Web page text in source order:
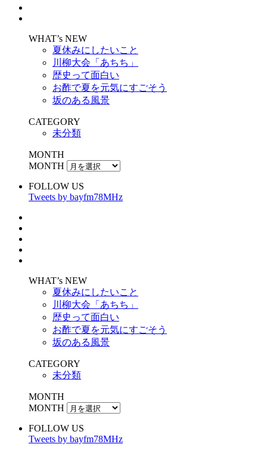
WHAT’s NEW
夏休みにしたいこと
川柳大会「あちち」
歴史って面白い
お酢で夏を元気にすごそう
坂のある風景
CATEGORY
未分類
MONTH
MONTH
FOLLOW US
Tweets by bayfm78MHz
WHAT’s NEW
夏休みにしたいこと
川柳大会「あちち」
歴史って面白い
お酢で夏を元気にすごそう
坂のある風景
CATEGORY
未分類
MONTH
MONTH
FOLLOW US
Tweets by bayfm78MHz